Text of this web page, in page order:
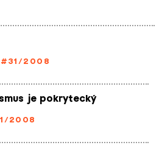
#31/2008
je pokrytecký
2008